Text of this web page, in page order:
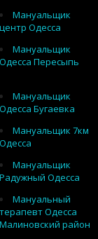
Мануальщик
центр Одесса
Мануальщик
Одесса Пересыпь
Мануальщик
Одесса Бугаевка
Мануальщик 7км
Одесса
Мануальщик
Радужный Одесса
Мануальный
терапевт Одесса
Малиновский район